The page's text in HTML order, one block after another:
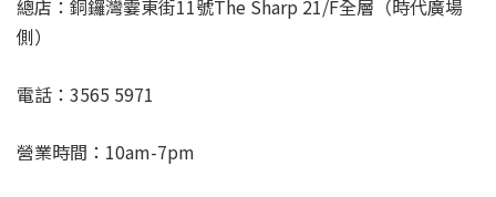
總店：銅鑼灣霎東街11號The Sharp 21/F全層（時代廣場
側）
電話：3565 5971
營業時間：10am-7pm